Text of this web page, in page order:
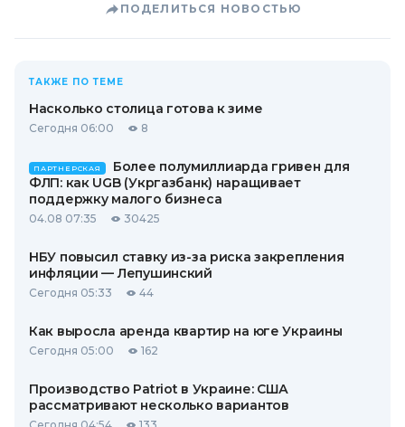
ПОДЕЛИТЬСЯ НОВОСТЬЮ
ТАКЖЕ ПО ТЕМЕ
Насколько столица готова к зиме
Сегодня 06:00 8
ПАРТНЕРСКАЯ
Более полумиллиарда гривен для
ФЛП: как UGB (Укргазбанк) наращивает
поддержку малого бизнеса
04.08 07:35 30425
НБУ повысил ставку из-за риска закрепления
инфляции — Лепушинский
Сегодня 05:33 44
Как выросла аренда квартир на юге Украины
Сегодня 05:00 162
Производство Patriot в Украине: США
рассматривают несколько вариантов